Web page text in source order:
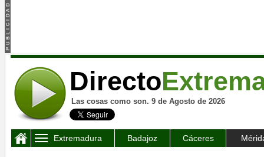
Directo
Las cosas como son. 9 de Agosto de 2026
Extremadura Badajoz Cáceres